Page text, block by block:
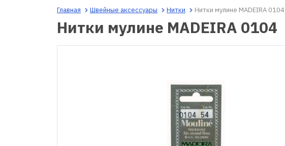
Главная Швейные аксессуары Нитки Нитки мулине MADEIRA 0104
Нитки мулине MADEIRA 0104